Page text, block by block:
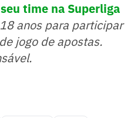
time na Superliga
anos para participar
jogo de apostas.